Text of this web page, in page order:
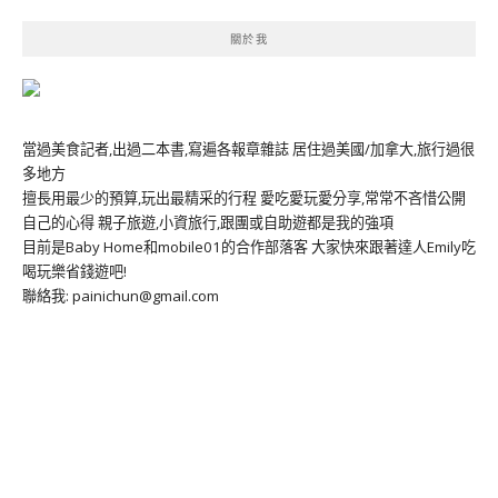
關於我
當過美食記者,出過二本書,寫遍各報章雜誌 居住過美國/加拿大,旅行過很
多地方
擅長用最少的預算,玩出最精采的行程 愛吃愛玩愛分享,常常不吝惜公開
自己的心得 親子旅遊,小資旅行,跟團或自助遊都是我的強項
目前是Baby Home和mobile01的合作部落客 大家快來跟著達人Emily吃
喝玩樂省錢遊吧!
聯絡我: painichun@gmail.com